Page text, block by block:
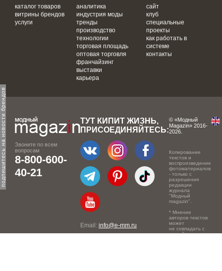
подпишитесь на новости брендов
каталог товаров
витрины брендов
услуги
аналитика
индустрия моды
тренды
производство
технологии
торговая площадь
оптовая торговля
франчайзинг
выставки
карьера
сайт
клуб
специальные
проекты
как работать в
системе
контакты
Звоните по всем
вопросам
8-800-600-
40-21
ТУТ КИПИТ ЖИЗНЬ,
ПРИСОЕДИНЯЙТЕСЬ:
Email: info@e-mm.ru
© «Модный
Magazin» 2016-
2026.
Копирование
текстов и
воспроизведение
фотоматериалов
- только с
разрешения
редакции
журнала
"Модный
magazin".
* Мнение
авторов текстов
может
не совпадать с
точкой зрения